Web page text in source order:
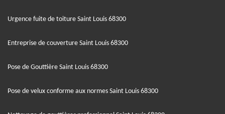
Urgence fuite de toiture Saint Louis 68300
Entreprise de couverture Saint Louis 68300
Pose de Gouttière Saint Louis 68300
Pose de velux conforme aux normes Saint Louis 68300